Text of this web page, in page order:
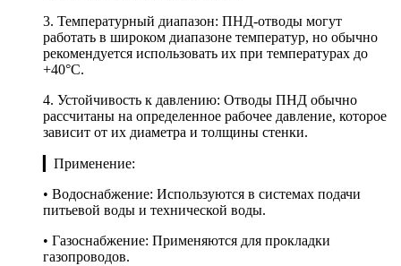
3. Температурный диапазон: ПНД-отводы могут
работать в широком диапазоне температур, но обычно
рекомендуется использовать их при температурах до
+40°C.
4. Устойчивость к давлению: Отводы ПНД обычно
рассчитаны на определенное рабочее давление, которое
зависит от их диаметра и толщины стенки.
▎Применение:
• Водоснабжение: Используются в системах подачи
питьевой воды и технической воды.
• Газоснабжение: Применяются для прокладки
газопроводов.